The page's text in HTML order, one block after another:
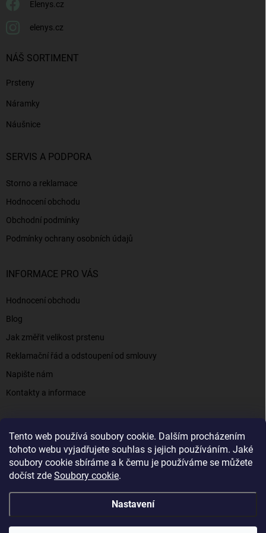
Tento web používá soubory cookie. Dalším procházením
tohoto webu vyjadřujete souhlas s jejich používáním. Jaké
soubory cookie sbíráme a k čemu je používáme se můžete
dočíst zde Soubory cookie.
Nastavení
Elenys.cz
elenys.cz
NÁŠ SORTIMENT
Prsteny
Náramky
Náušnice
SERVIS A PODPORA
Storno a reklamace
Hodnocení obchodu
Obchodní podmínky
Podmínky ochrany osobních údajů
INFORMACE PRO VÁS
Hodnocení obchodu
Blog
Jak změřit velikost prstenu
Reklamační řád a odstoupení od smlouvy
Napište nám
Kontakty a informace
Elenys.cz - šperky, kterým věříte už od roku 2016
Vytvořil Shoptet